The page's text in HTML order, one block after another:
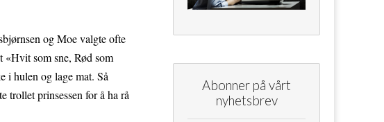
og Moe valgte ofte
«Hvit som sne, Rød som
i hulen og lage mat. Så
trollet prinsessen for å ha rå
Abonner på vårt
nyhetsbrev